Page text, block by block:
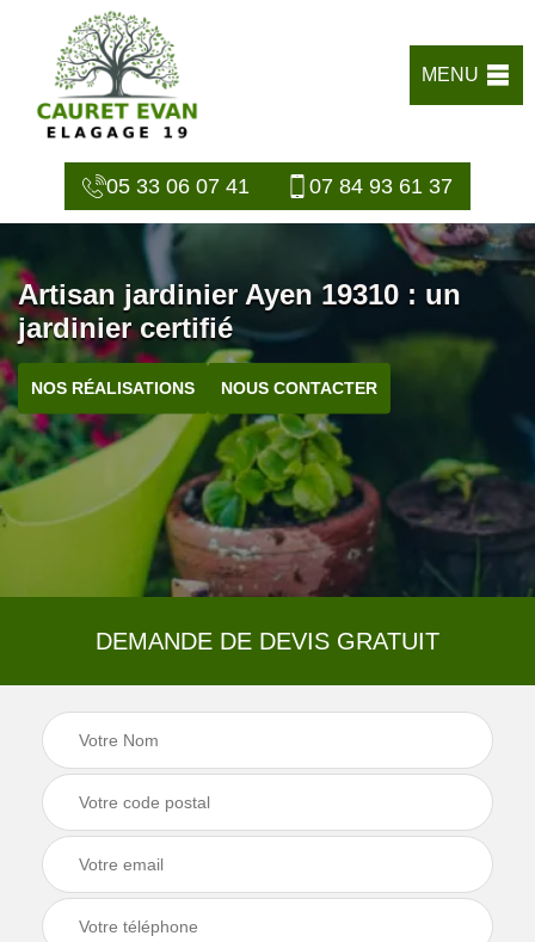
MENU
05 33 06 07 41 07 84 93 61 37
Artisan jardinier Ayen 19310 : un
jardinier certifié
NOS RÉALISATIONS NOUS CONTACTER
DEMANDE DE DEVIS GRATUIT